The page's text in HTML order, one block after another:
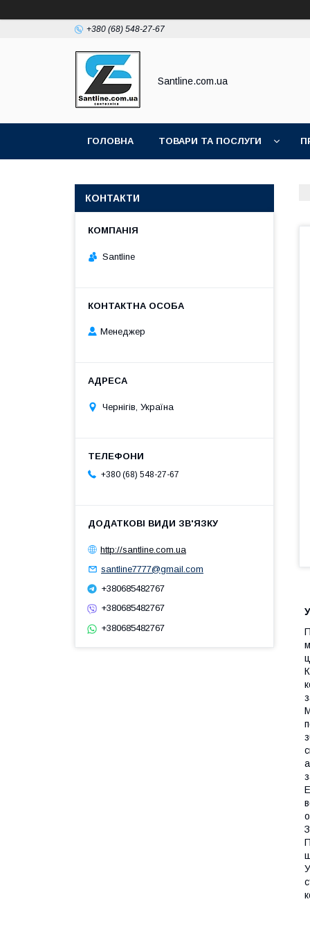
+380 (68) 548-27-67
Santline.com.ua
ГОЛОВНА ТОВАРИ ТА ПОСЛУГИ
КОНТАКТИ
Santline
Менеджер
Чернігів, Україна
+380 (68) 548-27-67
http://santline.com.ua
santline7777@gmail.com
+380685482767
+380685482767
+380685482767